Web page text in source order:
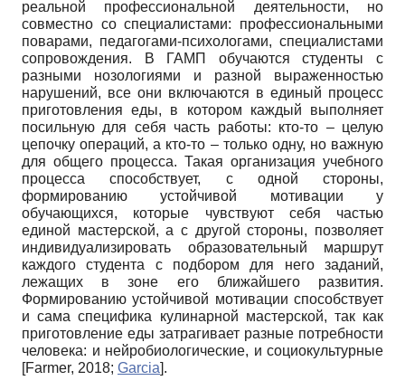
реальной профессиональной деятельности, но
совместно со специалистами: профессиональными
поварами, педагогами-психологами, специалистами
сопровождения. В ГАМП обучаются студенты с
разными нозологиями и разной выраженностью
нарушений, все они включаются в единый процесс
приготовления еды, в котором каждый выполняет
посильную для себя часть работы: кто-то – целую
цепочку операций, а кто-то – только одну, но важную
для общего процесса. Такая организация учебного
процесса способствует, с одной стороны,
формированию устойчивой мотивации у
обучающихся, которые чувствуют себя частью
единой мастерской, а с другой стороны, позволяет
индивидуализировать образовательный маршрут
каждого студента с подбором для него заданий,
лежащих в зоне его ближайшего развития.
Формированию устойчивой мотивации способствует
и сама специфика кулинарной мастерской, так как
приготовление еды затрагивает разные потребности
человека: и нейробиологические, и социокультурные
[Farmer, 2018; Garcia].